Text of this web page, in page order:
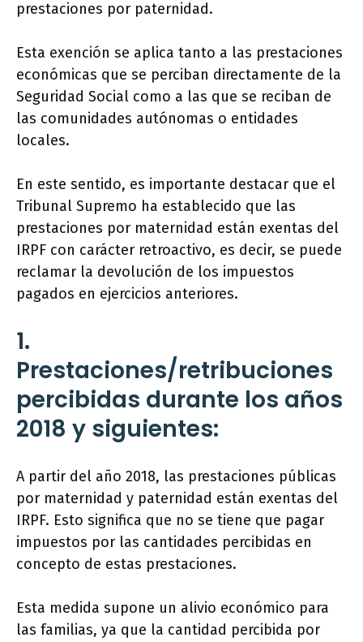
prestaciones por paternidad.
Esta exención se aplica tanto a las prestaciones
económicas que se perciban directamente de la
Seguridad Social como a las que se reciban de
las comunidades autónomas o entidades
locales.
En este sentido, es importante destacar que el
Tribunal Supremo ha establecido que las
prestaciones por maternidad están exentas del
IRPF con carácter retroactivo, es decir, se puede
reclamar la devolución de los impuestos
pagados en ejercicios anteriores.
1.
Prestaciones/retribuciones
percibidas durante los años
2018 y siguientes:
A partir del año 2018, las prestaciones públicas
por maternidad y paternidad están exentas del
IRPF. Esto significa que no se tiene que pagar
impuestos por las cantidades percibidas en
concepto de estas prestaciones.
Esta medida supone un alivio económico para
las familias, ya que la cantidad percibida por